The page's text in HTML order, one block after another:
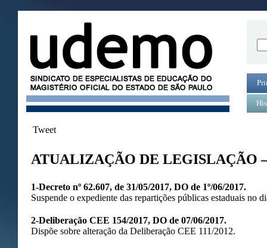
Tweet
ATUALIZAÇÃO DE LEGISLAÇÃO
1-Decreto nº 62.607, de 31/05/2017, DO de 1º/06/2017.
Suspende o expediente das repartições públicas estaduais no
2-Deliberação CEE 154/2017, DO de 07/06/2017.
Dispõe sobre alteração da Deliberação CEE 111/2012.